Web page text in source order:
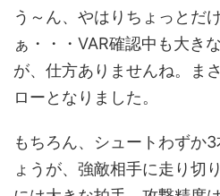
う～ん、やはりちょっとだ
ぁ・・・VAR確認中も大き
が、仕方ありませんね。ま
ローとなりました。
もちろん、シュートわずか
ょうが、強敵相手に走り切